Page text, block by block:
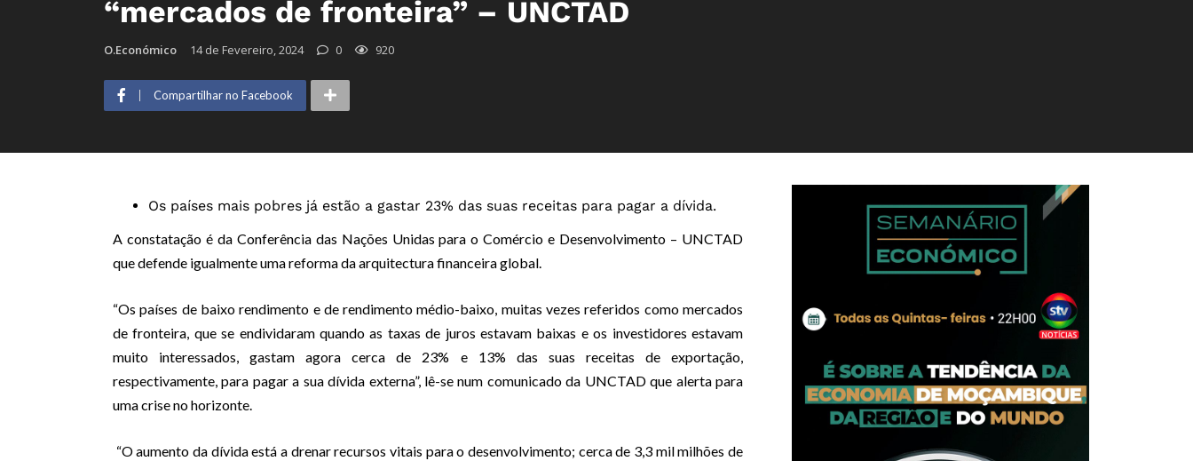
“mercados de fronteira” – UNCTAD
O.Económico 14 de Fevereiro, 2024 0 920
Compartilhar no Facebook
Os países mais pobres já estão a gastar 23% das suas receitas para pagar a dívida.
A constatação é da Conferência das Nações Unidas para o Comércio e Desenvolvimento – UNCTAD
que defende igualmente uma reforma da arquitectura financeira global.
“Os países de baixo rendimento e de rendimento médio-baixo, muitas vezes referidos como mercados
de fronteira, que se endividaram quando as taxas de juros estavam baixas e os investidores estavam
muito interessados, gastam agora cerca de 23% e 13% das suas receitas de exportação,
respectivamente, para pagar a sua dívida externa”, lê-se num comunicado da UNCTAD que alerta para
uma crise no horizonte.
“O aumento da dívida está a drenar recursos vitais para o desenvolvimento; cerca de 3,3 mil milhões de